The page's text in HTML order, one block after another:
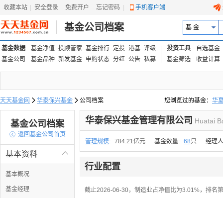
收藏本站 安全登录 免费开户 忘记密码 手机客户端
基金公司档案 基 金
基金数据 基金净值 投顾管家 基金排行 定投 港基 评级
基金公司
基金品种 新发基金 申购状态 分红 公告 私募
投资工具
自选基金
基金筛选
收益计算
天天基金网  华泰保兴基金  公司档案 您浏览过的基金： 华
易方达上证中盘ETF联
基金公司档案
 返回基金公司首页

基本资料
基本概况
基金经理
华泰保兴基金管理有限公司 Huatai
管理规模: 784.21亿元 基金数量: 68只 经理
行业配置
截止2026-06-30，制造业占净值比为3.01%，排名